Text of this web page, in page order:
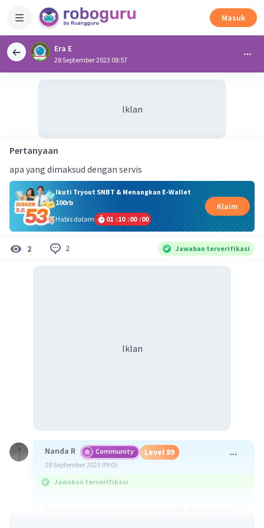
Masuk
Era E
28 September 2023 08:57
Iklan
Pertanyaan
apa yang dimaksud dengan servis
Ikuti Tryout SNBT & Menangkan E-Wallet
100rb
Habis dalam
01 :09 :59 :59
Klaim
2 2 Jawaban terverifikasi
Iklan
Nanda R Community Level 89
28 September 2023 09:03
Jawaban terverifikasi